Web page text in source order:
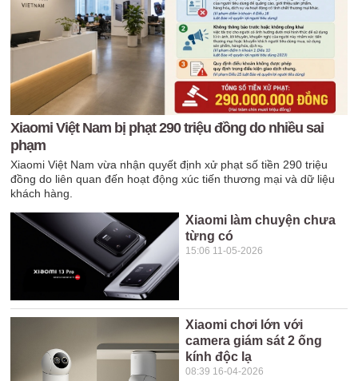
Xiaomi Việt Nam bị phạt 290 triệu đồng do nhiều sai
phạm
Xiaomi Việt Nam vừa nhận quyết định xử phạt số tiền 290 triệu
đồng do liên quan đến hoạt động xúc tiến thương mại và dữ liệu
khách hàng.
Xiaomi làm chuyện chưa
từng có
15:06 11-05-2026
Xiaomi chơi lớn với
camera giám sát 2 ống
kính độc lạ
08:39 16-04-2026